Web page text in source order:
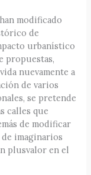
modificado
de
urbanístico
propuestas,
nuevamente a
de varios
se pretende
calles que
de modificar
imaginarios
plusvalor en el